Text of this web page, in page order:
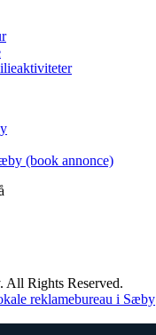
(book annonce)
Rights Reserved.
reklamebureau i Sæby